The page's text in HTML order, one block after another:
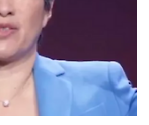
전원 공급기의 출력과 대조하여 확인하십시
명에 미칠 수 있는 영향과 관련하여 시스템의
야 합니다. ※ 그래픽에 대한 부정적인 리뷰의
인 아티팩트와 고장을 설명합니다. 이 문제가